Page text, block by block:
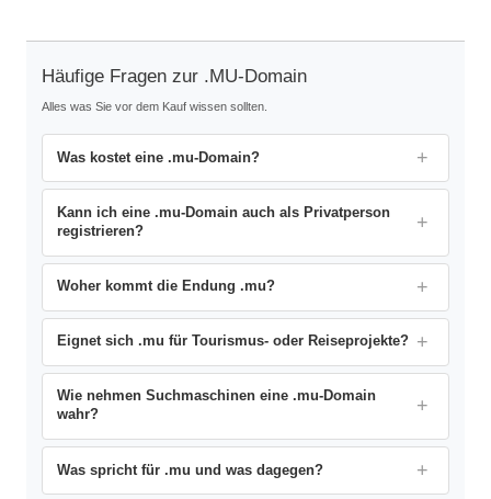
Häufige Fragen zur .MU-Domain
Alles was Sie vor dem Kauf wissen sollten.
Was kostet eine .mu-Domain?
Kann ich eine .mu-Domain auch als Privatperson
registrieren?
Woher kommt die Endung .mu?
Eignet sich .mu für Tourismus- oder Reiseprojekte?
Wie nehmen Suchmaschinen eine .mu-Domain
wahr?
Was spricht für .mu und was dagegen?